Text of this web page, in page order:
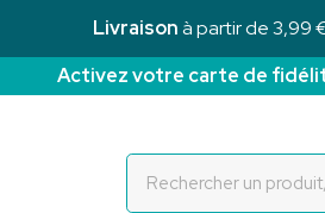
Livraisonà partir de 3,99
Activez votre carte de